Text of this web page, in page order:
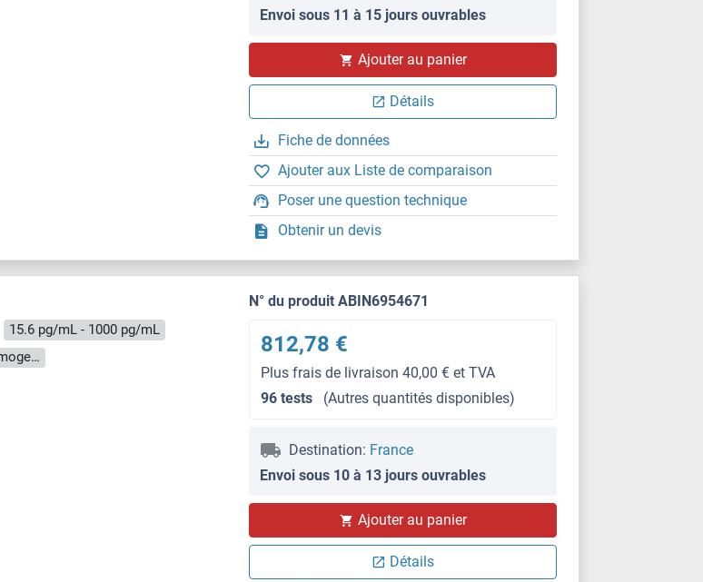
Envoi sous 11 à 15 jours ouvrables
Ajouter au panier
Détails
Fiche de données
Ajouter aux Liste de comparaison
Poser une question technique
Obtenir un devis
15.6 pg/mL - 1000 pg/mL
Cell Culture Supernatant, Cell Lysate, Plasma, Serum, Tissue Homogenate
N° du produit ABIN6954671
812,78 €
Plus frais de livraison 40,00 € et TVA
96 tests
(Autres quantités disponibles)
Destination: France
Envoi sous 10 à 13 jours ouvrables
Ajouter au panier
Détails